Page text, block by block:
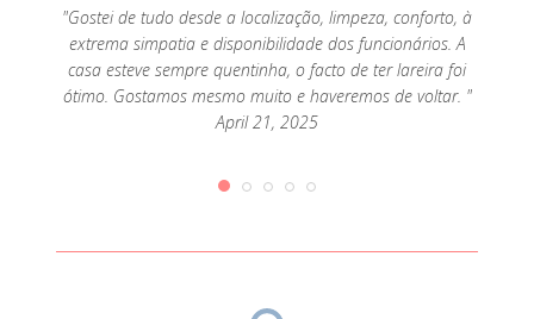
"Gostei de tudo desde a localização, limpeza, conforto, à
extrema simpatia e disponibilidade dos funcionários. A
casa esteve sempre quentinha, o facto de ter lareira foi
ótimo. Gostamos mesmo muito e haveremos de voltar. "
April 21, 2025